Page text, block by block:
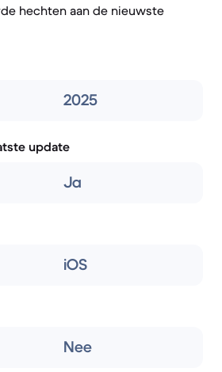
hechten aan de nieuwste
2025
update
Ja
iOS
Nee